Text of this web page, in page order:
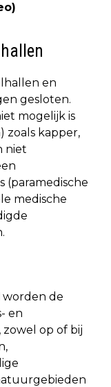
en
gesloten.
mogelijk is
zoals kapper,
niet
(paramedische
medische
worden de
en
op of bij